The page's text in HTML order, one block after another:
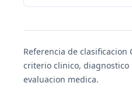
Referencia de clasificacion
criterio clinico,
evaluacion medica.